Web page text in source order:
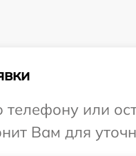
или
Вам для